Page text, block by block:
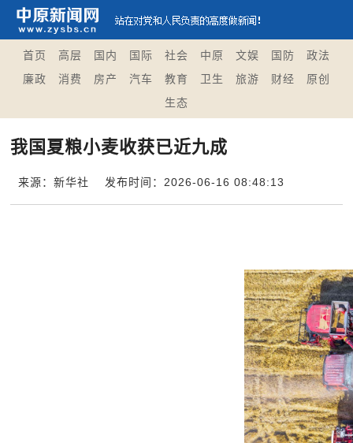
首页 高层 国内 国际 社会 中原 文娱 国防
政法
廉政
消费 房产 汽车 教育 卫生 旅游 财经
原创
生态
我国夏粮小麦收获已近九成
来源：新华社 发布时间：2026-06-16 08:48:13